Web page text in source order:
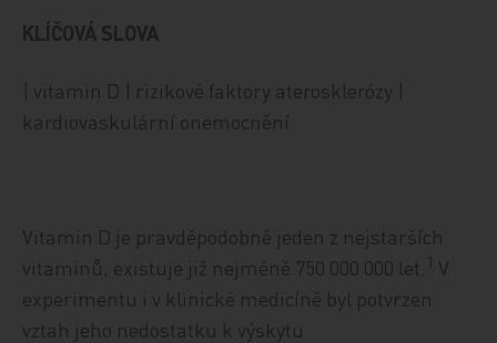
KLÍČOVÁ SLOVA
| vitamin D | rizikové faktory aterosklerózy |
kardiovaskulární onemocnění
Vitamin D je pravděpodobně jeden z nejstarších
vitaminů, existuje již nejméně 750 000 000 let.
1 V
experimentu i v klinické medicíně byl potvrzen
vztah jeho nedostatku k výskytu